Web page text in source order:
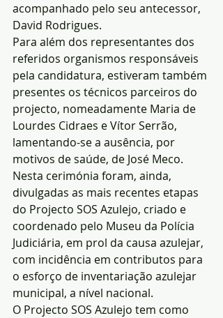
acompanhado pelo seu antecessor,
David Rodrigues.
Para além dos representantes dos
referidos organismos responsáveis
pela candidatura, estiveram também
presentes os técnicos parceiros do
projecto, nomeadamente Maria de
Lourdes Cidraes e Vítor Serrão,
lamentando-se a ausência, por
motivos de saúde, de José Meco.
Nesta cerimónia foram, ainda,
divulgadas as mais recentes etapas
do Projecto SOS Azulejo, criado e
coordenado pelo Museu da Polícia
Judiciária, em prol da causa azulejar,
com incidência em contributos para
o esforço de inventariação azulejar
municipal, a nível nacional.
O Projecto SOS Azulejo tem como